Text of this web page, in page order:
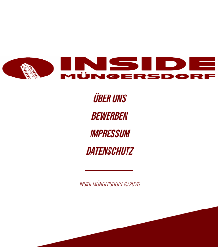
ÜBER UNS
BEWERBEN
IMPRESSUM
DATENSCHUTZ
INSIDE MÜNGERSDORF © 2026